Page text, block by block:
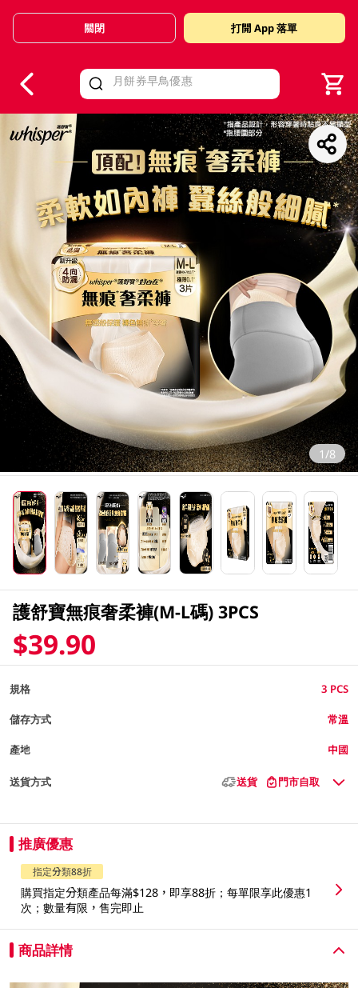
Valid Until 30 June 2026
關閉 打開 App 落單
1/8
護舒寶無痕奢柔褲(M-L碼) 3PCS
$39.90
規格 3 PCS
儲存方式 常溫
產地 中國
送貨方式 送貨 門市自取
推廣優惠
指定分類88折
購買指定分類產品每滿$128，即享88折；每單限享此優惠1
次；數量有限，售完即止
商品詳情